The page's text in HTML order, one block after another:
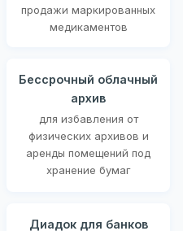
продажи маркированных
медикаментов
Бессрочный облачный
архив
для избавления от
физических архивов и
аренды помещений под
хранение бумаг
Диадок для банков